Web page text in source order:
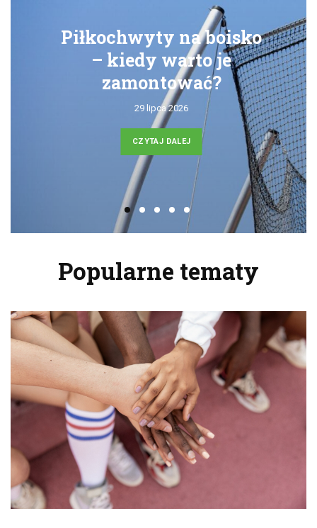
Piłkochwyty na boisko
– kiedy warto je
zamontować?
29 lipca 2026
CZYTAJ DALEJ
Popularne tematy